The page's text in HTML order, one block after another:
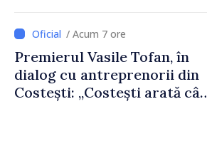
/ Acum 7 ore
Premierul Vasile Tofan, în
dialog cu antreprenorii din
Costești: „Costești arată cât